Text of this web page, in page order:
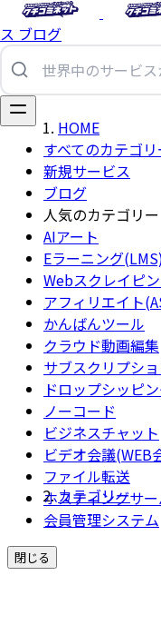
ス ブログ
すべてのカテゴリ
新規サービス
ブログ
人気のカテゴリー
AIアート
Eラーニング
Webスクレイピ
アフィリエイト
かんばんツール
クラウド動画編集
サブスクリプシ
ドロップシッピ
ノーコード
ビジネスチャット
ビデオ会議(WEB
ファイル転送
ホスティングサ
会員管理システム
閉じる
HOME
カテゴリー